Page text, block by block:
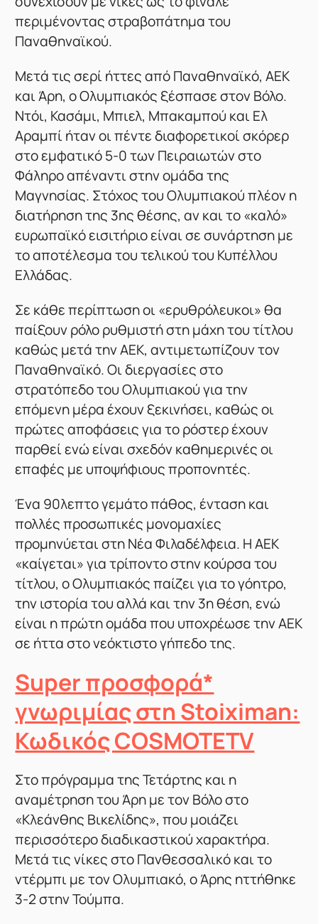
περιμένοντας στραβοπάτημα του
Παναθηναϊκού.
Μετά τις σερί ήττες από Παναθηναϊκό, ΑΕΚ
και Άρη, ο Ολυμπιακός ξέσπασε στον Βόλο.
Ντόι, Κασάμι, Μπιελ, Μπακαμπού και Ελ
Αραμπί ήταν οι πέντε διαφορετικοί σκόρερ
στο εμφατικό 5-0 των Πειραιωτών στο
Φάληρο απέναντι στην ομάδα της
Μαγνησίας. Στόχος του Ολυμπιακού πλέον η
διατήρηση της 3ης θέσης, αν και το «καλό»
ευρωπαϊκό εισιτήριο είναι σε συνάρτηση με
το αποτέλεσμα του τελικού του Κυπέλλου
Ελλάδας.
Σε κάθε περίπτωση οι «ερυθρόλευκοι» θα
παίξουν ρόλο ρυθμιστή στη μάχη του τίτλου
καθώς μετά την ΑΕΚ, αντιμετωπίζουν τον
Παναθηναϊκό. Οι διεργασίες στο
στρατόπεδο του Ολυμπιακού για την
επόμενη μέρα έχουν ξεκινήσει, καθώς οι
πρώτες αποφάσεις για το ρόστερ έχουν
παρθεί ενώ είναι σχεδόν καθημερινές οι
επαφές με υποψήφιους προπονητές.
Ένα 90λεπτο γεμάτο πάθος, ένταση και
πολλές προσωπικές μονομαχίες
προμηνύεται στη Νέα Φιλαδέλφεια. Η ΑΕΚ
«καίγεται» για τρίποντο στην κούρσα του
τίτλου, ο Ολυμπιακός παίζει για το γόητρο,
την ιστορία του αλλά και την 3η θέση, ενώ
είναι η πρώτη ομάδα που υποχρέωσε την ΑΕΚ
σε ήττα στο νεόκτιστο γήπεδο της.
Super προσφορά*
γνωριμίας στη Stoiximan:
Κωδικός COSMOTETV
Στο πρόγραμμα της Τετάρτης και η
αναμέτρηση του Άρη με τον Βόλο στο
«Κλεάνθης Βικελίδης», που μοιάζει
περισσότερο διαδικαστικού χαρακτήρα.
Μετά τις νίκες στο Πανθεσσαλικό και το
ντέρμπι με τον Ολυμπιακό, ο Άρης ηττήθηκε
3-2 στην Τούμπα.